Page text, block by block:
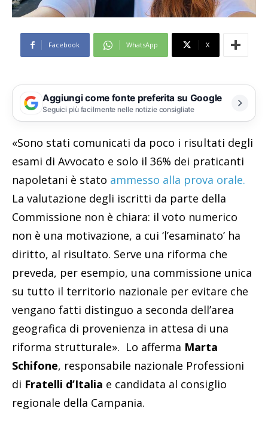
Facebook WhatsApp X
Aggiungi come fonte preferita su Google
Seguici più facilmente nelle notizie consigliate
«Sono stati comunicati da poco i risultati degli
esami di Avvocato e solo il 36% dei praticanti
napoletani è stato ammesso alla prova orale.
La valutazione degli iscritti da parte della
Commissione non è chiara: il voto numerico
non è una motivazione, a cui ‘l’esaminato’ ha
diritto, al risultato. Serve una riforma che
preveda, per esempio, una commissione unica
su tutto il territorio nazionale per evitare che
vengano fatti distinguo a seconda dell’area
geografica di provenienza in attesa di una
riforma strutturale». Lo afferma Marta
Schifone, responsabile nazionale Professioni
di Fratelli d’Italia e candidata al consiglio
regionale della Campania.